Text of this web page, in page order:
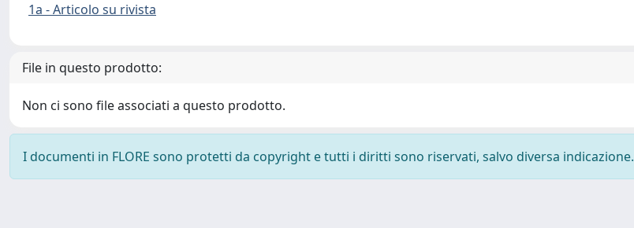
1a - Articolo su rivista
File in questo prodotto:
Non ci sono file associati a questo prodotto.
I documenti in FLORE sono protetti da copyright e tutti i diritti sono riservati, salvo diversa indicazione.